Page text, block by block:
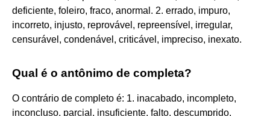
deficiente, foleiro, fraco, anormal. 2. errado, impuro,
incorreto, injusto, reprovável, repreensível, irregular,
censurável, condenável, criticável, impreciso, inexato.
Qual é o antônimo de completa?
O contrário de completo é: 1. inacabado, incompleto,
inconcluso, parcial, insuficiente, falto, descumprido,